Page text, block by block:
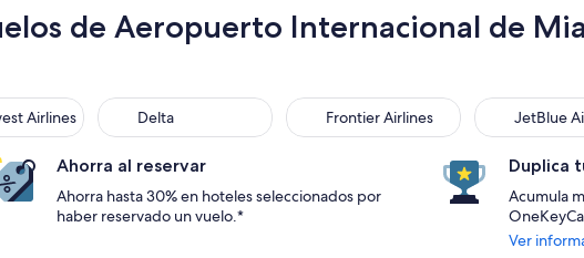
de Aeropuerto Internacional de
Airlines Delta
Delta Frontier Airlines
Frontier Airlines JetBlue
JetBlue
Ahorra al reservar
Ahorra hasta 30% en hoteles seleccionados por
haber reservado un vuelo.*
Duplica
Acumula
Ver